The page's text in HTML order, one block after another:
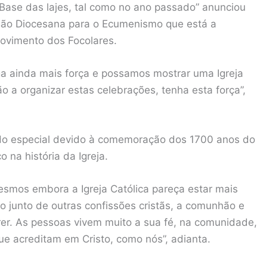
das lajes, tal como no ano passado” anunciou
Diocesana para o Ecumenismo que está a
dos Focolares.
ainda mais força e possamos mostrar uma Igreja
a organizar estas celebrações, tenha esta força”,
especial devido à comemoração dos 1700 anos do
na história da Igreja.
embora a Igreja Católica pareça estar mais
junto de outras confissões cristãs, a comunhão e
As pessoas vivem muito a sua fé, na comunidade,
acreditam em Cristo, como nós”, adianta.